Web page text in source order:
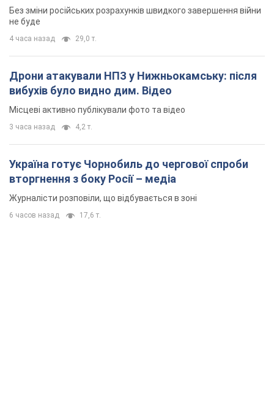
Без зміни російських розрахунків швидкого завершення війни
не буде
4 часа назад 29,0 т.
Дрони атакували НПЗ у Нижньокамську: після
вибухів було видно дим. Відео
Місцеві активно публікували фото та відео
3 часа назад 4,2 т.
Україна готує Чорнобиль до чергової спроби
вторгнення з боку Росії – медіа
Журналісти розповіли, що відбувається в зоні
6 часов назад 17,6 т.